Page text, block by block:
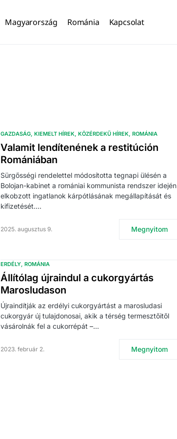
Magyarország Románia Kapcsolat
GAZDASÁG KIEMELT HÍREK KÖZÉRDEKŰ HÍREK ROMÁNIA
Valamit lendítenének a restitúción
Romániában
Sürgősségi rendelettel módosította tegnapi ülésén a
Bolojan-kabinet a romániai kommunista rendszer idején
elkobzott ingatlanok kárpótlásának megállapítását és
kifizetését.…
2025. augusztus 9. Megnyitom
ERDÉLY ROMÁNIA
Állítólag újraindul a cukorgyártás
Marosludason
Újraindítják az erdélyi cukorgyártást a marosludasi
cukorgyár új tulajdonosai, akik a térség termesztőitől
vásárolnák fel a cukorrépát –…
2023. február 2. Megnyitom